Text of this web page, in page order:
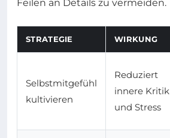
Feilen an Details zu vermeiden.
STRATEGIE WIRKUNG
Selbstmitgefühl
kultivieren
Reduziert
innere Kritik
und Stress